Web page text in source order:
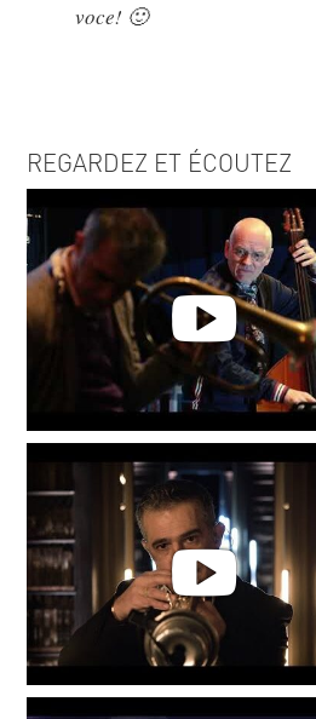
voce! 🙂
REGARDEZ ET ÉCOUTEZ
Lars Danielsson & Paolo
Garana Jazz Festival
Paolo Fresu | Musica da